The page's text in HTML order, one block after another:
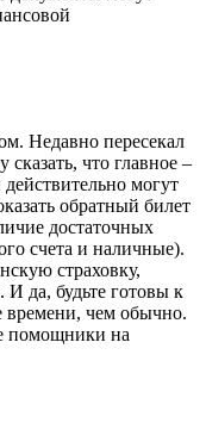
Недавно пересекал
что главное –
могут
обратный билет
достаточных
счета и наличные).
страховку,
да, будьте готовы к
времени, чем обычно.
помощники на